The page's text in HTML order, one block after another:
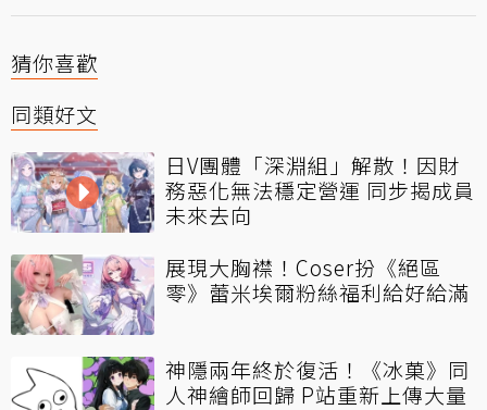
猜你喜歡
同類好文
日V團體「深淵組」解散！因財
務惡化無法穩定營運 同步揭成員
未來去向
展現大胸襟！Coser扮《絕區
零》蕾米埃爾粉絲福利給好給滿
神隱兩年終於復活！《冰菓》同
人神繪師回歸 P站重新上傳大量